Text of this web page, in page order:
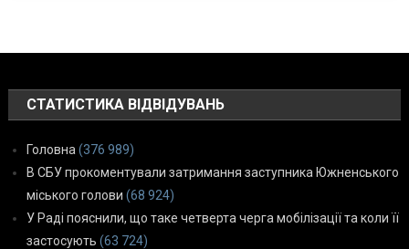
СТАТИСТИКА ВІДВІДУВАНЬ
Головна (376 989)
В СБУ прокоментували затримання заступника Южненського
міського голови (68 924)
У Раді пояснили, що таке четверта черга мобілізації та коли її
застосують (63 724)